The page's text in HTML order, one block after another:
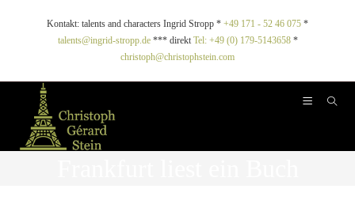
Kontakt: talents and characters Ingrid Stropp * +49 171 - 52 46 075 *
talents@ingrid-stropp.de*** direkt Tel: +49 (0) 179-5143658*
christoph@christophstein.com